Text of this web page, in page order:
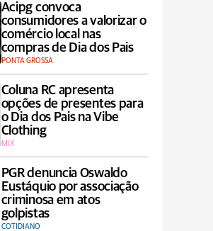
Acipg convoca
consumidores a valorizar o
comércio local nas
compras de Dia dos Pais
PONTA GROSSA
Coluna RC apresenta
opções de presentes para
o Dia dos Pais na Vibe
Clothing
MIX
PGR denuncia Oswaldo
Eustáquio por associação
criminosa em atos
golpistas
COTIDIANO